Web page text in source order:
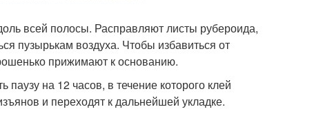
всей полосы. Расправляют листы рубероида,
пузырькам воздуха. Чтобы избавиться от
прижимают к основанию.
на 12 часов, в течение которого клей
и переходят к дальнейшей укладке.